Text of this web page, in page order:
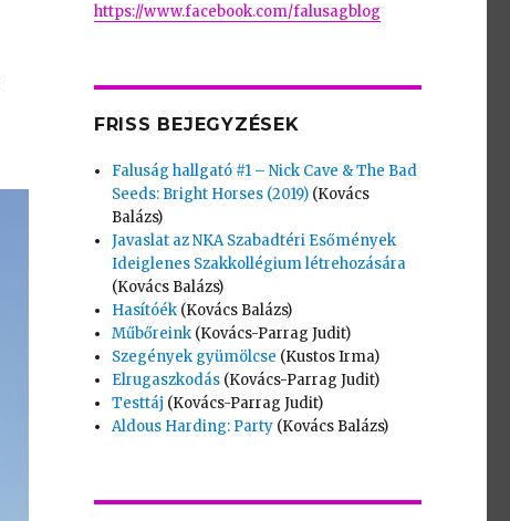
https://www.facebook.com/falusagblog
FRISS BEJEGYZÉSEK
Faluság hallgató #1 – Nick Cave & The Bad
Seeds: Bright Horses (2019) (Kovács
Balázs)
Javaslat az NKA Szabadtéri Esőmények
Ideiglenes Szakkollégium létrehozására
(Kovács Balázs)
Hasítóék (Kovács Balázs)
Műbőreink (Kovács-Parrag Judit)
Szegények gyümölcse (Kustos Irma)
Elrugaszkodás (Kovács-Parrag Judit)
Testtáj (Kovács-Parrag Judit)
Aldous Harding: Party (Kovács Balázs)